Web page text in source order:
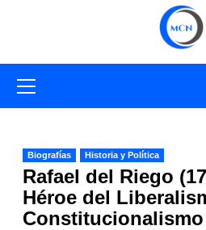
primario
Biografías Historia y Política
Rafael del Riego
Héroe del